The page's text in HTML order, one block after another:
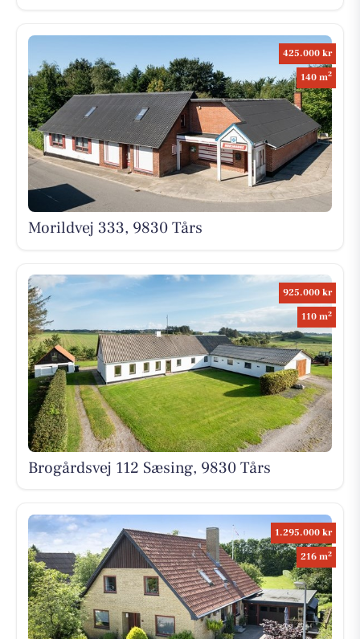
425.000 kr
140 m2
Morildvej 333, 9830 Tårs
925.000 kr
110 m2
Brogårdsvej 112 Sæsing, 9830 Tårs
1.295.000 kr
216 m2